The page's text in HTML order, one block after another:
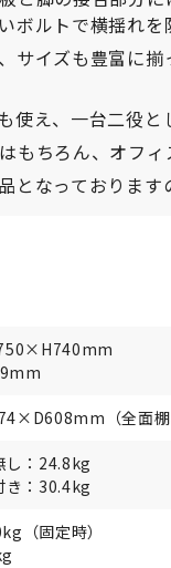
ボルトで横揺れ
サイズも豊富に
使え、一台二役と
もちろん、オフ
となっております
（全面棚
し：24.8kg
き：30.4kg
（固定時）